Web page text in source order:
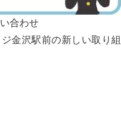
金沢駅前の新しい取り組